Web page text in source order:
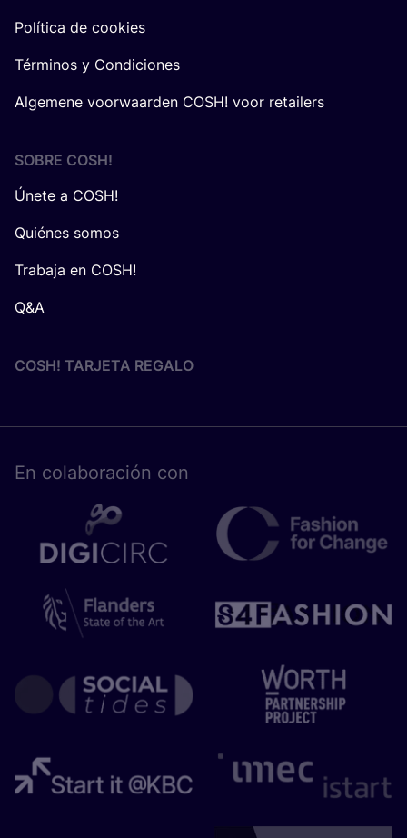
Política de cookies
Términos y Condiciones
Algemene voorwaarden COSH! voor retailers
SOBRE COSH!
Únete a COSH!
Quiénes somos
Trabaja en COSH!
Q&A
COSH! TARJETA REGALO
En cola­bo­ra­ción con